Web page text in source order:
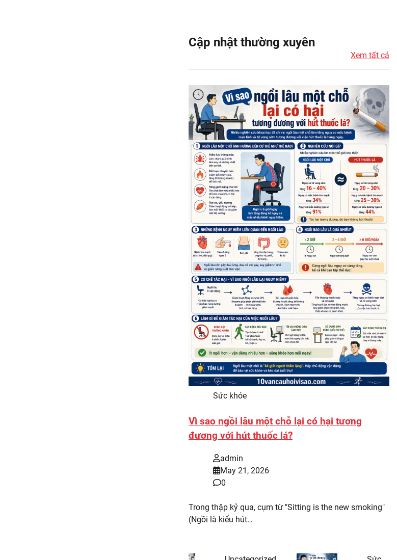
Cập nhật thường xuyên
Xem tất cả
Sức khỏe
Vì sao ngồi lâu một chỗ lại có hại tương
đương với hút thuốc lá?
admin
May 21, 2026
0
Trong thập kỷ qua, cụm từ "Sitting is the new smoking"
(Ngồi là kiểu hút…